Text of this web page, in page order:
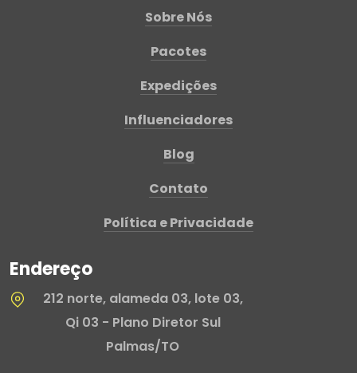
Sobre Nós
Pacotes
Expedições
Influenciadores
Blog
Contato
Política e Privacidade
Endereço
212 norte, alameda 03, lote 03,
Qi 03 - Plano Diretor Sul
Palmas/TO